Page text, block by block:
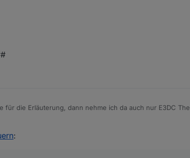
für die Erläuterung, dann nehme ich da auch nur E3DC
oder soll ich lieber Github Issue dafür aufmachen ? Ich
Codeanderungen anschauen und vergleichen kannst,
: